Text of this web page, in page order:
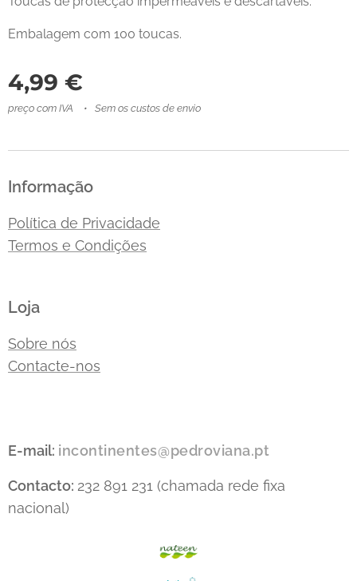
Embalagem com 100 toucas.
4,99 €
preço com IVA Sem os custos de envio
Informação
Política de Privacidade
Termos e Condições
Loja
Sobre nós
Contacte-nos
E-mail: incontinentes@pedroviana.pt
Contacto: 232 891 231 (chamada rede fixa
nacional)